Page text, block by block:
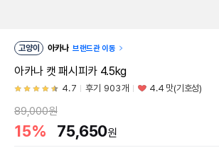
고양이 아카나 브랜드관 이동
아카나 캣 패시피카 4.5kg
4.7 후기 903개 4.4 맛(기호성)
89,000원
15% 75,650원